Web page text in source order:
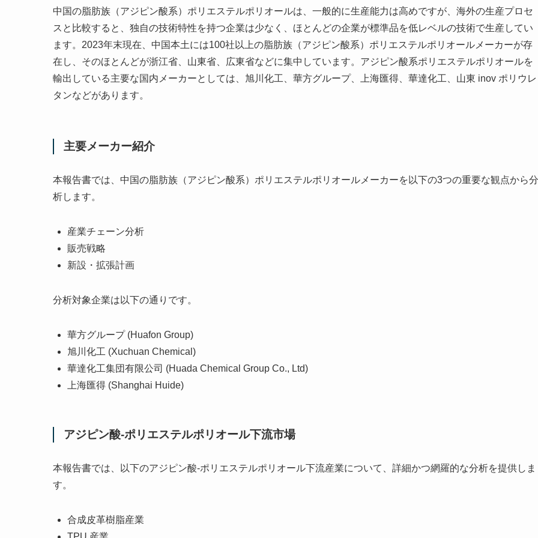
中国の脂肪族（アジピン酸系）ポリエステルポリオールは、一般的に生産能力は高めですが、海外の生産プロセ
スと比較すると、独自の技術特性を持つ企業は少なく、ほとんどの企業が標準品を低レベルの技術で生産してい
ます。2023年末現在、中国本土には100社以上の脂肪族（アジピン酸系）ポリエステルポリオールメーカーが存
在し、そのほとんどが浙江省、山東省、広東省などに集中しています。アジピン酸系ポリエステルポリオールを
輸出している主要な国内メーカーとしては、旭川化工、華方グループ、上海匯得、華達化工、山東 inov ポリウレ
タンなどがあります。
主要メーカー紹介
本報告書では、中国の脂肪族（アジピン酸系）ポリエステルポリオールメーカーを以下の3つの重要な観点から分
析します。
産業チェーン分析
販売戦略
新設・拡張計画
分析対象企業は以下の通りです。
華方グループ (Huafon Group)
旭川化工 (Xuchuan Chemical)
華達化工集団有限公司 (Huada Chemical Group Co., Ltd)
上海匯得 (Shanghai Huide)
アジピン酸-ポリエステルポリオール下流市場
本報告書では、以下のアジピン酸-ポリエステルポリオール下流産業について、詳細かつ網羅的な分析を提供しま
す。
合成皮革樹脂産業